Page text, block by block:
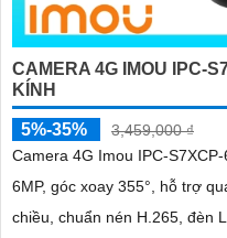
CAMERA 4G IMOU IPC-
KÍNH
5%-35%
3,459,000 ₫
Camera 4G Imou IPC-
6MP, góc xoay 355°, hỗ trợ
chiều, chuẩn nén H.265, đèn